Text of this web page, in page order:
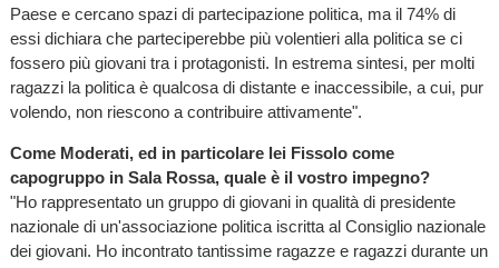
Paese e cercano spazi di partecipazione politica, ma il 74% di
essi dichiara che parteciperebbe più volentieri alla politica se ci
fossero più giovani tra i protagonisti. In estrema sintesi, per molti
ragazzi la politica è qualcosa di distante e inaccessibile, a cui, pur
volendo, non riescono a contribuire attivamente".
Come Moderati, ed in particolare lei Fissolo come
capogruppo in Sala Rossa, quale è il vostro impegno?
"Ho rappresentato un gruppo di giovani in qualità di presidente
nazionale di un'associazione politica iscritta al Consiglio nazionale
dei giovani. Ho incontrato tantissime ragazze e ragazzi durante un